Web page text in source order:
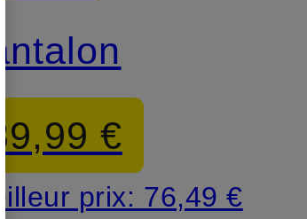
89,99 €
prix: 76,49 €